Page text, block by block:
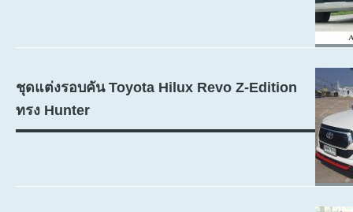
ชุดแต่งรอบคัน Toyota Hilux Revo Z-Edition
ทรง Hunter